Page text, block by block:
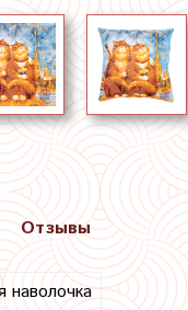
наволочка
Отзывы